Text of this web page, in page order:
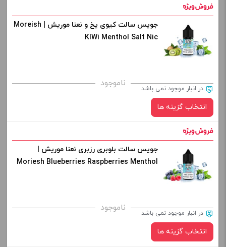
افزودن به سبد خرید
نیکوتین:
برای فعال شدن سبد خرید و نمایش قیمت ، گزینه های محصول را
از کادر بالا انتخاب کنید.
+
افزودن به سبد خرید
جویس سالت کیوی یخ و نعنا موریش | Moreish
KIWi Menthol Salt Nic
ناموجود در انبار موجود نمی باشد
انتخاب گزینه ها
نیکوتین:
برای فعال شدن سبد خرید و نمایش قیمت ، گزینه های محصول را
از کادر بالا انتخاب کنید.
+
جویس سالت بلوبری رزبری نعنا موریش |
Moriesh Blueberries Raspberries Menthol
ناموجود در انبار موجود نمی باشد
انتخاب گزینه ها